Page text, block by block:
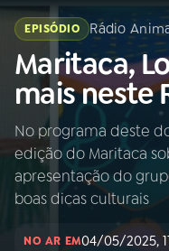
Buscar
na
Rádio
MEC
Início
EPISÓDIO Rádio
Maritaca,
mais neste
No programa deste
edição do Maritaca
apresentação do
boas dicas culturais
NO AR EM04/05/2025,